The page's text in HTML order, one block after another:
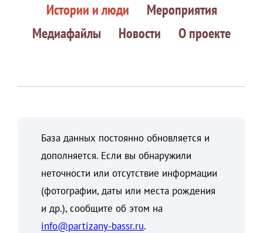
Истории и люди
Мероприятия
Медиафайлы
Новости О проекте
База данных постоянно обновляется и
дополняется. Если вы обнаружили
неточности или отсутствие информации
(фотографии, даты или места рождения
и др.), сообщите об этом на
info@partizany-bassr.ru.